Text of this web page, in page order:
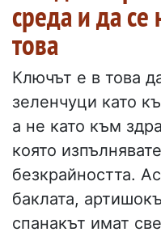
среда и да
това
Ключът е в това
зеленчуци като
а не като към
която
безкрайността.
баклата,
спанакът имат